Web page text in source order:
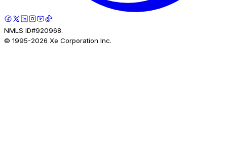
NMLS ID#920968.
© 1995-2026 Xe Corporation Inc.